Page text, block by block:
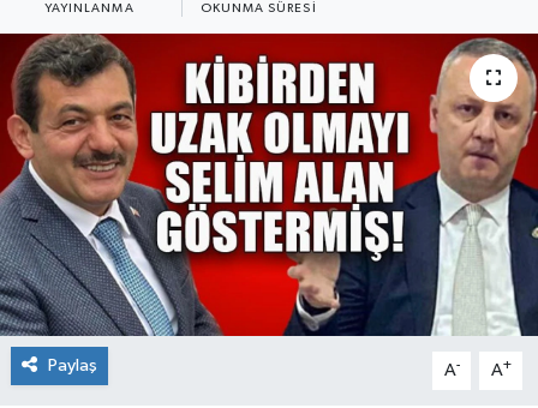
YAYINLANMA OKUNMA SÜRESI
Paylaş A- A+
SPOR
YAŞAM
Zonguldak